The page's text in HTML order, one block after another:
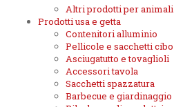
Altri prodotti per animali
Prodotti usa e getta
Contenitori alluminio
Pellicole e sacchetti cibo
Asciugatutto e tovaglioli
Accessori tavola
Sacchetti spazzatura
Barbecue e giardinaggio